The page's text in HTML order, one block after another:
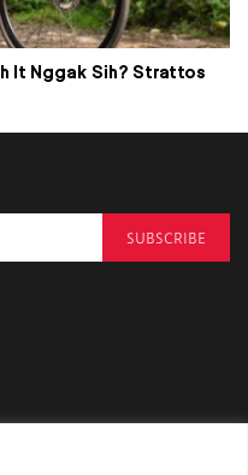
It Nggak Sih? Strattos
SUBSCRIBE